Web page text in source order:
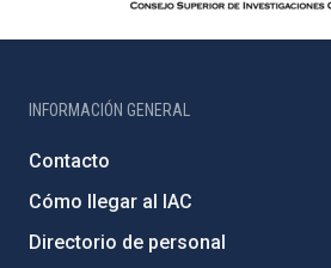
INFORMACIÓN GENERAL
Contacto
Cómo llegar al IAC
Directorio de personal